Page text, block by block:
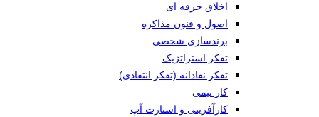
اخلاق حرفه ای
اصول و فنون مذاکره
برندسازی شخصی
تفکر استراتژیک
تفکر نقادانه (تفکر انتقادی)
کار تیمی
کارآفرینی و استارت آپ